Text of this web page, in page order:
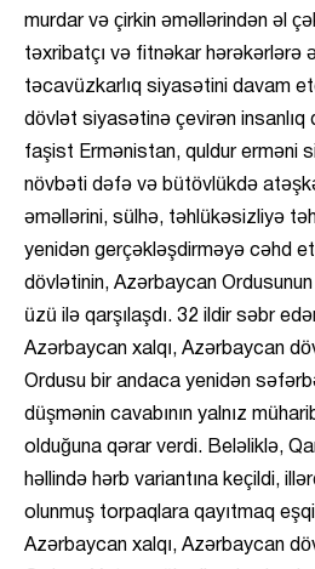
murdar və çirkin əməllərindən əl
təxribatçı və fitnəkar hərəkərlərə
təcavüzkarlıq siyasətini davam
dövlət siyasətinə çevirən insanlıq
faşist Ermənistan, quldur erməni
növbəti dəfə və bütövlükdə
əməllərini, sülhə, təhlükəsizliyə
yenidən gerçəkləşdirməyə cəhd
dövlətinin, Azərbaycan
üzü ilə qarşılaşdı. 32 ildir səbr
Azərbaycan xalqı, Azərbaycan
Ordusu bir andaca yenidən
düşmənin cavabının yalnız
olduğuna qərar verdi. Beləliklə,
həllində hərb variantına keçildi,
olunmuş torpaqlara qayıtmaq
Azərbaycan xalqı, Azərbaycan